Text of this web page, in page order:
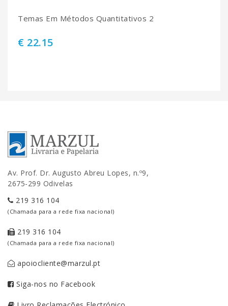
Temas Em Métodos Quantitativos 2
€ 22.15
Av. Prof. Dr. Augusto Abreu Lopes, n.º9,
2675-299 Odivelas
219 316 104
(Chamada para a rede fixa nacional)
219 316 104
(Chamada para a rede fixa nacional)
apoiocliente@marzul.pt
Siga-nos no Facebook